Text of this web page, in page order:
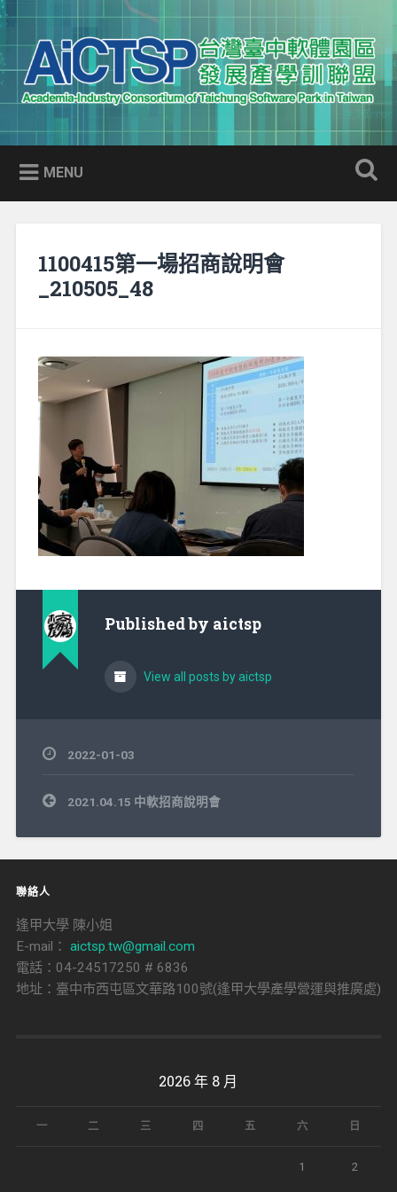
Skip
to
content
Search
AICTSP 台灣臺中軟體園區發展
產學訓聯盟
Academia-Industry Consortium of Taichung Software Park
in Taiwan
MENU
1100415第一場招商說明會
_210505_48
Published by aictsp
View all posts by aictsp
2022-01-03
文
章
覽
2021.04.15 中軟招商說明會
聯絡人
逢甲大學 陳小姐
E-mail： aictsp.tw@gmail.com
電話：04-24517250 # 6836
地址：臺中市西屯區文華路100號(逢甲大學產學營運與推廣處)
2026 年 8 月
一 二 三 四 五 六 日
1 2